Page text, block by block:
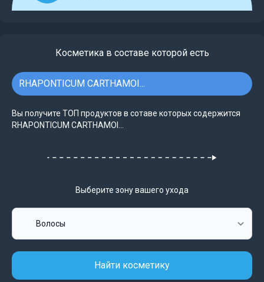
Косметика в составе которой есть
RHAPONTICUM CARTHAMOI...
Вы получите ТОП продуктов в сотаве которых содержится
RHAPONTICUM CARTHAMOI...
Выберите зону вашего ухода
Найти косметику